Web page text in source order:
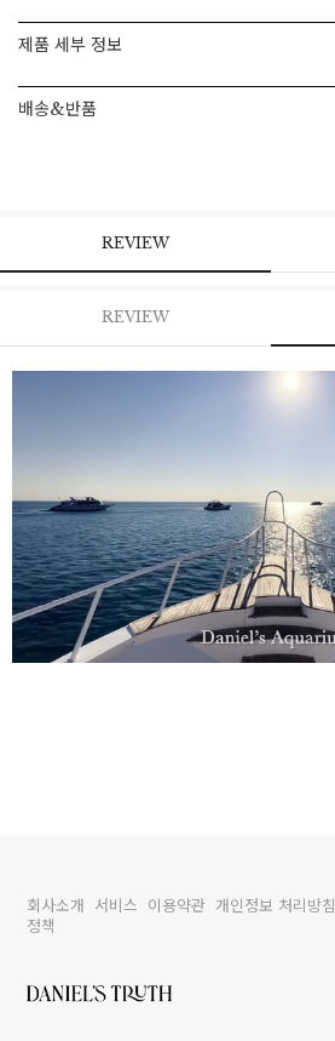
제품 세부 정보
배송&반품
REVIEW
REVIEW
회사소개 서비스 이용약관 개인정보 처리방침
정책